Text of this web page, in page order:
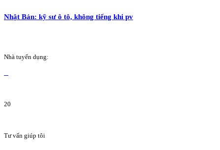
Nhật Bản: kỹ sư ô tô, không tiếng khi pv
Nhà tuyển dụng:
20
Tư vấn giúp tôi